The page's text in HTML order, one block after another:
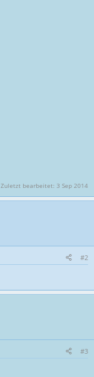
Zuletzt bearbeitet: 3 Sep 2014
#2
#3